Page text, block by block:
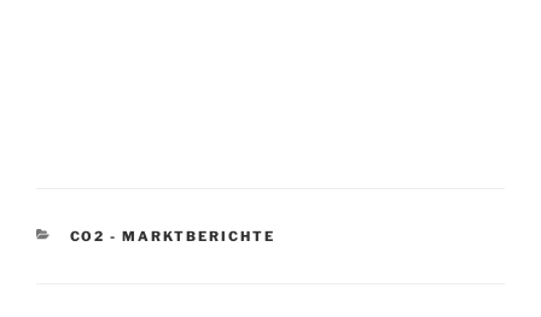
KATEGORIEN
CO2 - MARKTBERICHTE